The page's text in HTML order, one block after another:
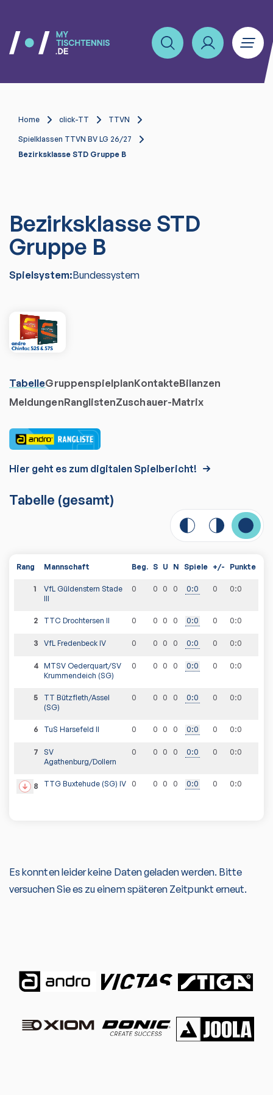
Home click-TT TTVN
Spielklassen TTVN BV LG 26/27
Bezirksklasse STD Gruppe B
Bezirksklasse STD
Gruppe B
Spielsystem:Bundessystem
TabelleGruppenspielplanKontakteBilanzen
MeldungenRanglistenZuschauer-Matrix
Hier geht es zum digitalen Spielbericht!
Tabelle (gesamt)
Rang Mannschaft Beg. S U N Spiele +/- Punkte
1
VfL Güldenstern Stade
III
0 0 0 0 0:0 0 0:0
2 TTC Drochtersen II 0 0 0 0 0:0 0 0:0
3 VfL Fredenbeck IV 0 0 0 0 0:0 0 0:0
4 MTSV Oederquart/SV
Krummendeich (SG)
0 0 0 0 0:0 0 0:0
5
TT Bützfleth/Assel
(SG)
0 0 0 0 0:0 0 0:0
6 TuS Harsefeld II 0 0 0 0 0:0 0 0:0
7
SV
Agathenburg/Dollern
0 0 0 0 0:0 0 0:0
8 TTG Buxtehude (SG) IV 0 0 0 0 0:0 0 0:0
Es konnten leider keine Daten geladen werden. Bitte
versuchen Sie es zu einem späteren Zeitpunkt erneut.